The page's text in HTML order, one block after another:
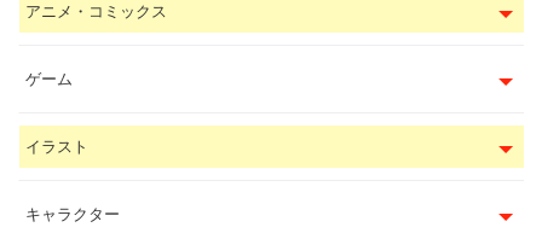
アニメ・コミックス
ゲーム
イラスト
キャラクター